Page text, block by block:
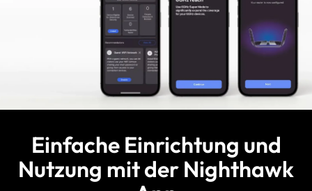
Einfache Einrichtung und
Nutzung mit der Nighthawk